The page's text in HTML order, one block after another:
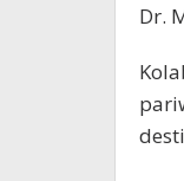
Dr.